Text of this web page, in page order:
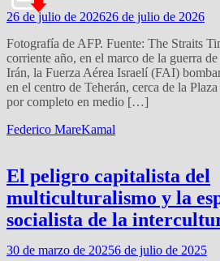
26 de julio de 202626 de julio de 2026
Fotografía de AFP. Fuente: The Straits
corriente año, en el marco de la guerra
Irán, la Fuerza Aérea Israelí (FAI)
en el centro de Teherán, cerca de la
por completo en medio […]
Federico MareKamal
El peligro capitalista del
multiculturalismo y la
socialista de la
30 de marzo de 20256 de julio de 2025